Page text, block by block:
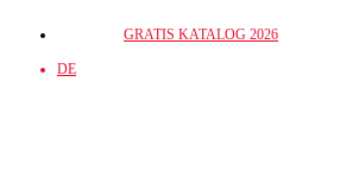
GRATIS KATALOG 2026
DE